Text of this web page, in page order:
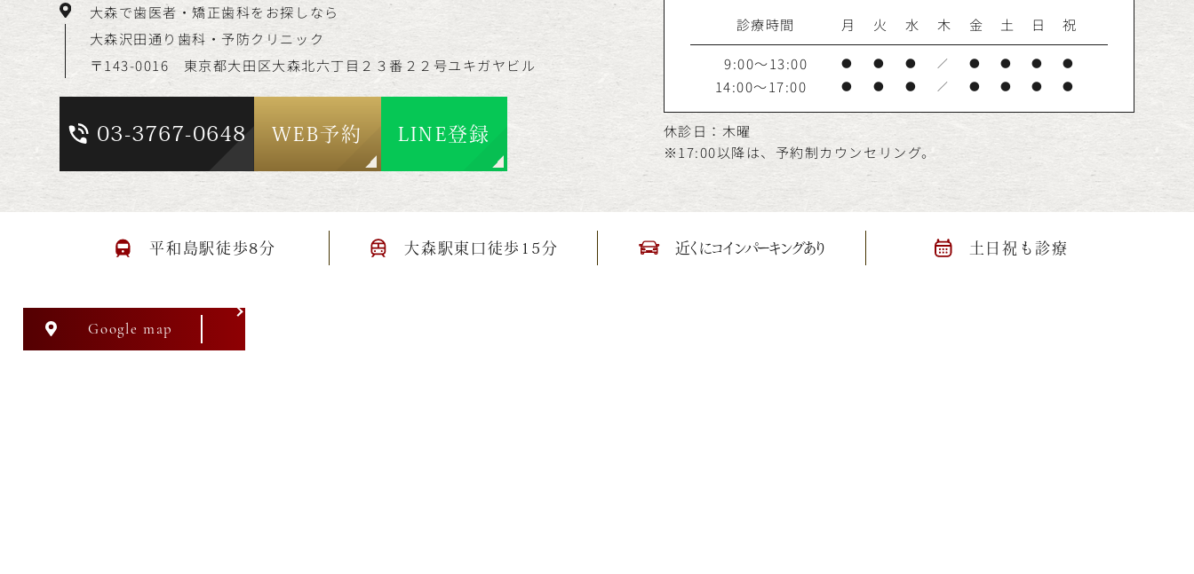
大森で歯医者・矯正歯科をお探しなら
大森沢田通り歯科・予防クリニック
〒143-0016 東京都大田区大森北六丁目 ２３番２２号ユキガヤビル
03-3767-0648 WEB予約 LINE登録
診療時間 月 火 水 木 金 土 日
祝
9:00～13:00
● ● ● ／ ● ● ● ●
14:00～17:00 ● ● ● ／ ● ● ● ●
休診日：木曜
※17:00以降は、予約制カウンセリング。
平和島駅徒歩8分 大森駅東口徒歩15分 近くにコインパーキングあり 土日祝も診療
Google map